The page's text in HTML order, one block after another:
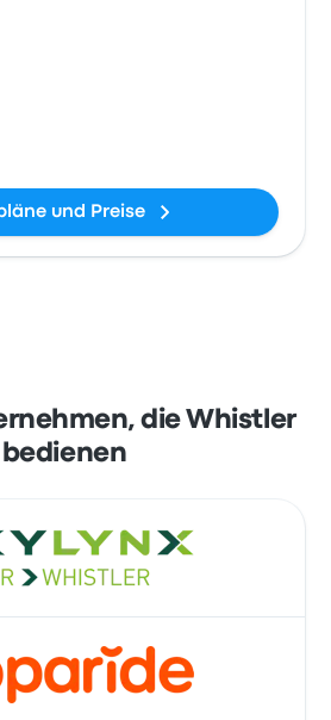
und Preise
die Whistler
bedienen